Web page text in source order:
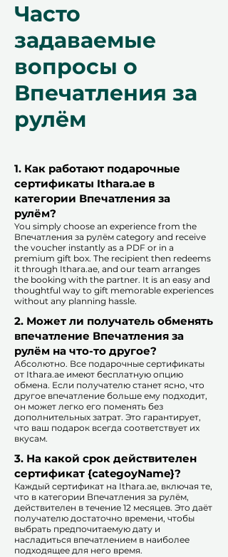
Часто
задаваемые
вопросы о
Впечатления за
рулём
1. Как работают подарочные
сертификаты Ithara.ae в
категории Впечатления за
рулём?
You simply choose an experience from the
Впечатления за рулём category and receive
the voucher instantly as a PDF or in a
premium gift box. The recipient then redeems
it through Ithara.ae, and our team arranges
the booking with the partner. It is an easy and
thoughtful way to gift memorable experiences
without any planning hassle.
2. Может ли получатель обменять
впечатление Впечатления за
рулём на что-то другое?
Абсолютно. Все подарочные сертификаты
от Ithara.ae имеют бесплатную опцию
обмена. Если получателю станет ясно, что
другое впечатление больше ему подходит,
он может легко его поменять без
дополнительных затрат. Это гарантирует,
что ваш подарок всегда соответствует их
вкусам.
3. На какой срок действителен
сертификат {categoyName}?
Каждый сертификат на Ithara.ae, включая те,
что в категории Впечатления за рулём,
действителен в течение 12 месяцев. Это даёт
получателю достаточно времени, чтобы
выбрать предпочитаемую дату и
насладиться впечатлением в наиболее
подходящее для него время.​